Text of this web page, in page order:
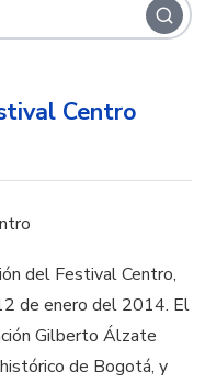
Centro
del Festival Centro,
de enero del 2014. El
Gilberto Álzate
de Bogotá, y